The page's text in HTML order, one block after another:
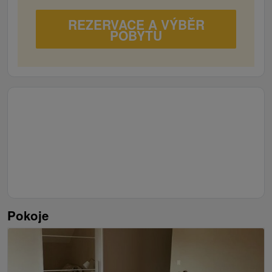
REZERVACE A VÝBĚR
POBYTU
Pokoje